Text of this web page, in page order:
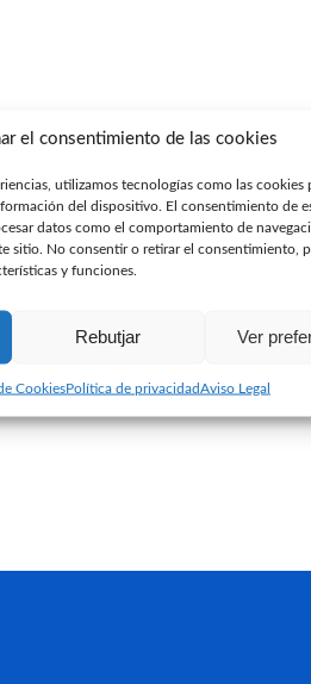
el consentimiento de las cookies
utilizamos tecnologías como las cookies
del dispositivo. El consentimiento de
datos como el comportamiento de
sitio. No consentir o retirar el consentimiento,
y funciones.
Rebutjar Ver
CookiesPolítica de privacidadAviso Legal